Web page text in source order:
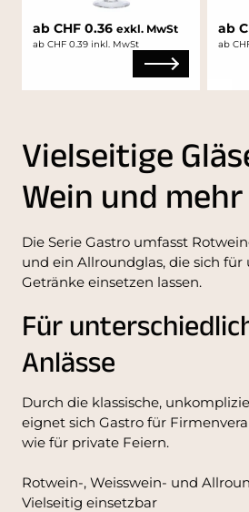
ab CHF 0.36 exkl. MwSt
ab CHF 0.39 inkl. MwSt
ab
ab
Vielseitige
Wein und mehr
Die Serie Gastro umfasst
und ein Allroundglas, die sich
Getränke einsetzen lassen.
Für
Anlässe
Durch die klassische,
eignet sich Gastro für
wie für private Feiern.
Rotwein-, Weisswein- und
Vielseitig einsetzbar